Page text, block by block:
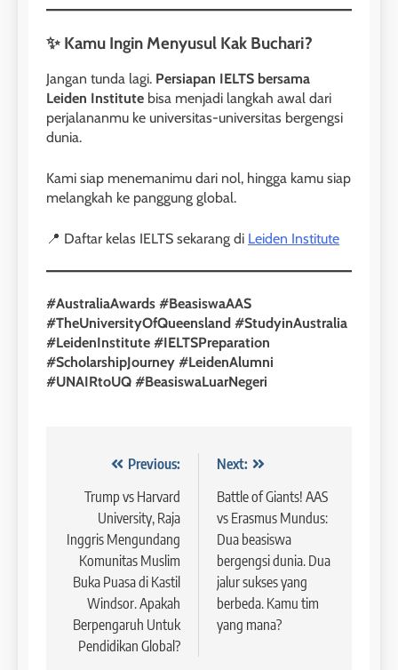
Perbedaan Antara IELTS
LEIDEN INSTITUTE
1
Online IELTS Courses
LEIDEN INSTITUTE
🎓 ScholarPath by Leiden
Institute
LEIDEN INSTITUTE
3
Online IELTS Courses
LEIDEN INSTITUTE
Study IELTS Practice
40
COURSE PERIODS
41
Batch VI : 15 Maret – 13 April
Batch V : 1 – 29 Maret 2023
COURSE PERIODS
Batch IV : 15 Februari – 14
Maret 2023
✨ Kamu Ingin Menyusul Kak Buchari?
Jangan tunda lagi. Persiapan IELTS bersama
Leiden Institute bisa menjadi langkah awal dari
perjalananmu ke universitas-universitas bergengsi
dunia.
Kami siap menemanimu dari nol, hingga kamu siap
melangkah ke panggung global.
📍 Daftar kelas IELTS sekarang di Leiden Institute
#AustraliaAwards #BeasiswaAAS
#TheUniversityOfQueensland #StudyinAustralia
#LeidenInstitute #IELTSPreparation
#ScholarshipJourney #LeidenAlumni
#UNAIRtoUQ #BeasiswaLuarNegeri
Navigasi
pos
Previous:
Trump vs Harvard
University, Raja
Inggris Mengundang
Komunitas Muslim
Buka Puasa di Kastil
Windsor. Apakah
Berpengaruh Untuk
Pendidikan Global?
Next:
Battle of Giants! AAS
vs Erasmus Mundus:
Dua beasiswa
bergengsi dunia. Dua
jalur sukses yang
berbeda. Kamu tim
yang mana?